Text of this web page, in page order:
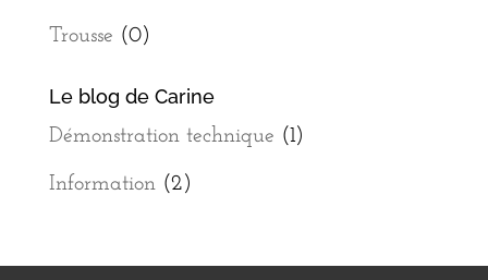
Trousse (0)
Le blog de Carine
Démonstration technique (1)
Information(2)